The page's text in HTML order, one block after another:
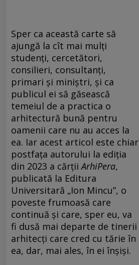
Sper ca această carte să
ajungă la cît mai mulți
studenți, cercetători,
consilieri, consultanți,
primari și miniștri, și ca
publicul ei să găsească
temeiul de a practica o
arhitectură bună pentru
oamenii care nu au acces la
ea. Iar acest articol este chiar
postfața autorului la ediția
din 2023 a cărțiiArhiPera,
publicată la Editura
Universitară „Ion Mincu”, o
poveste frumoasă care
continuă și care, sper eu, va
fi dusă mai departe de tinerii
arhitecți care cred cu tărie în
ea, dar, mai ales, în ei înșiși.